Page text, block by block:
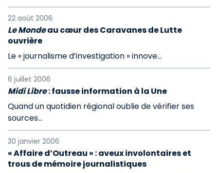
22 août 2006
Le Mondeau cœur des Caravanes de Lutte
ouvrière
Le « journalisme d’investigation » innove...
6 juillet 2006
Midi Libre: fausse information à la Une
Quand un quotidien régional oublie de vérifier ses
sources...
30 janvier 2006
« Affaire d’Outreau » : aveux involontaires et
trous de mémoire journalistiques